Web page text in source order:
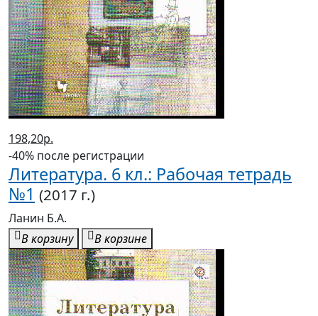
198,20р.
-40% после регистрации
Литература. 6 кл.: Рабочая тетрадь
№1 (2017 г.)
Ланин Б.А.
В корзину
В корзине